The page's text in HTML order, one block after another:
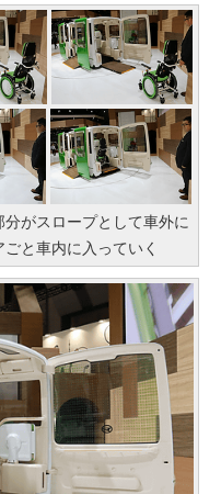
がスロープとして車外に
と車内に入っていく